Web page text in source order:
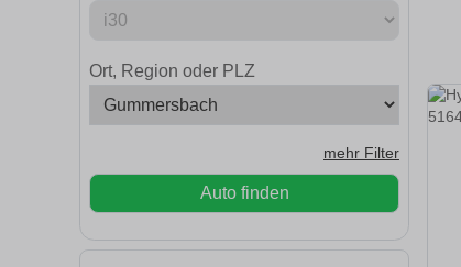
Ort, Region oder PLZ
mehr Filter
Auto finden